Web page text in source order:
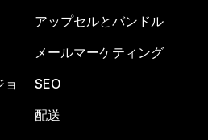
アップセルとバンドル
メールマーケティング
SEO
配送